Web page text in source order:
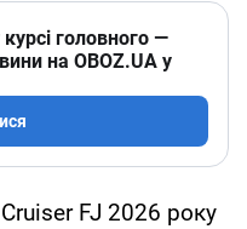
головного —
на OBOZ.UA у
FJ 2026 року